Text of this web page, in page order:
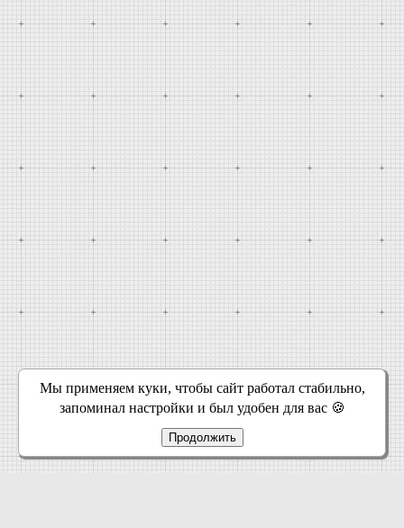
Мы применяем куки, чтобы сайт работал стабильно,
запоминал настройки и был удобен для вас 🍪
Продолжить